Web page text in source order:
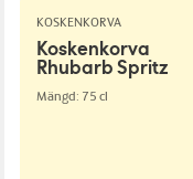
KOSKENKORVA
Koskenkorva
Rhubarb Spritz
Mängd: 75 cl